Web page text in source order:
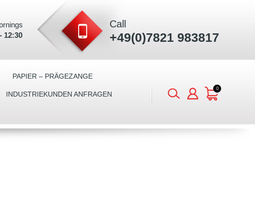
12:30
Call
+49(0)7821 983817
PAPIER – PRÄGEZANGE
INDUSTRIEKUNDEN ANFRAGEN
0